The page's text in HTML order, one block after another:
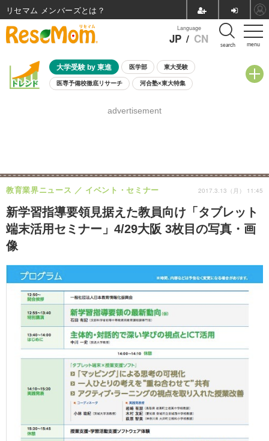
menu
Language
JP / CN search
大学受験 by 東進 医学部 東大受験
医専予備校徹底リサーチ 河合塾×東大特集
8月開催学校説明会・相談会
advertisement
新学習指導要領見据えた教員向け「タブレット
端末活用セミナー」4/29大阪 3枚目の写真・画
像
教育業界ニュース イベント・セミナー 2017.3.13（月） 11:45
リセマム メンバーズ